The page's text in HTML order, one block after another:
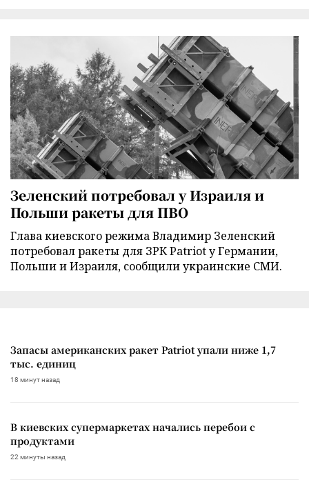
Зеленский потребовал у Израиля и
Польши ракеты для ПВО
Глава киевского режима Владимир Зеленский
потребовал ракеты для ЗРК Patriot у Германии,
Польши и Израиля, сообщили украинские СМИ.
Запасы американских ракет Patriot упали ниже 1,7
тыс. единиц
18 минут назад
В киевских супермаркетах начались перебои с
продуктами
22 минуты назад